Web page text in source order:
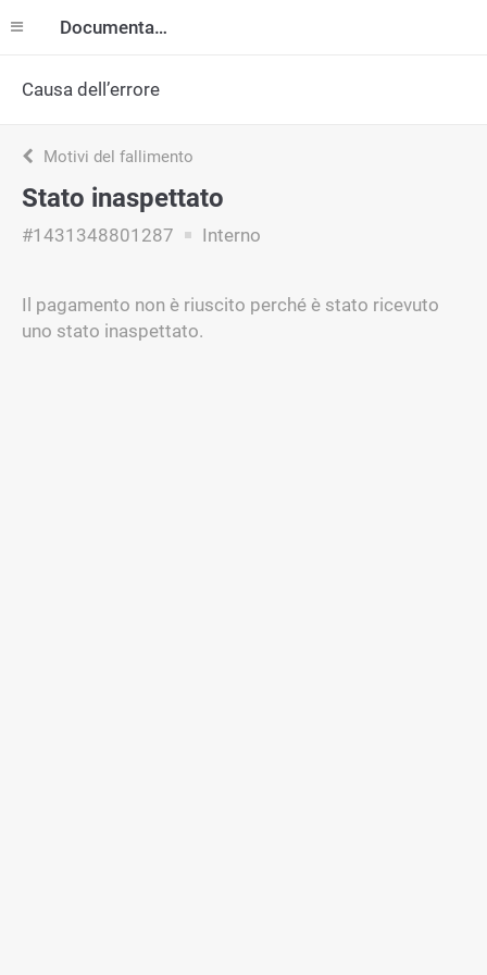
Documentazione
Causa dell’errore
Motivi del fallimento
Stato inaspettato
#1431348801287 Interno
Il pagamento non è riuscito perché è stato ricevuto
uno stato inaspettato.